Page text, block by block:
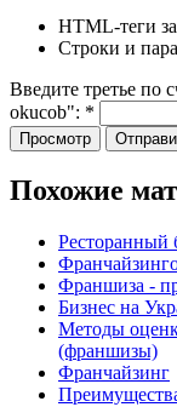
HTML-теги
Строки и
Введите третье по
okucob": *
Похожие
Ресторанный
Франшиза -
Бизнес на
Методы
(франшизы)
Франчайзинг